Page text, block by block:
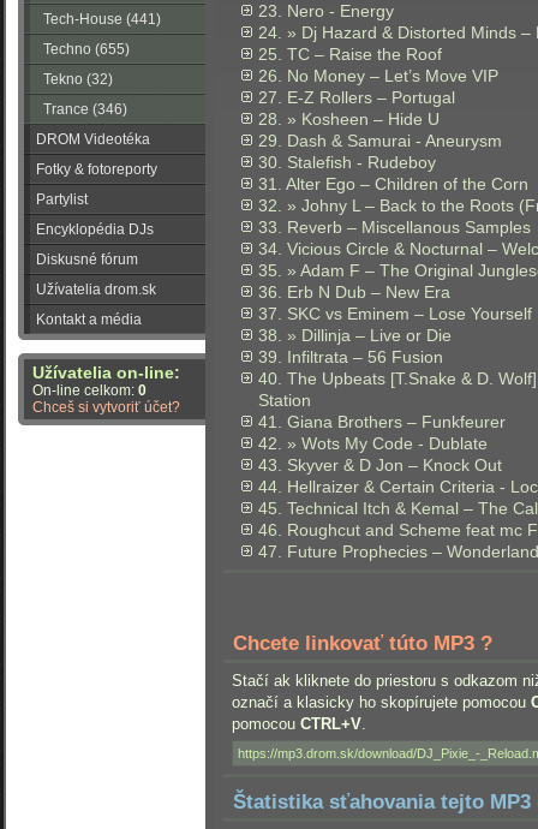
Tech-House (441)
Techno (655)
Tekno (32)
Trance (346)
DROM Videotéka
Fotky & fotoreporty
Partylist
Encyklopédia DJs
Diskusné fórum
Užívatelia drom.sk
Kontakt a média
Užívatelia on-line:
On-line celkom: 0
Chceš si vytvoriť účet?
23. Nero - Energy
24. » Dj Hazard & Distorted Minds –
25. TC – Raise the Roof
26. No Money – Let’s Move VIP
27. E-Z Rollers – Portugal
28. » Kosheen – Hide U
29. Dash & Samurai - Aneurysm
30. Stalefish - Rudeboy
31. Alter Ego – Children of the Corn
32. » Johny L – Back to the Roots
33. Reverb – Miscellanous Samples
34. Vicious Circle & Nocturnal –
35. » Adam F – The Original
36. Erb N Dub – New Era
37. SKC vs Eminem – Lose Yourself
38. » Dillinja – Live or Die
39. Infiltrata – 56 Fusion
40. The Upbeats [T.Snake & D.
Station
41. Giana Brothers – Funkfeurer
42. » Wots My Code - Dublate
43. Skyver & D Jon – Knock Out
44. Hellraizer & Certain Criteria -
45. Technical Itch & Kemal – The
46. Roughcut and Scheme feat mc
47. Future Prophecies –
Chcete linkovať túto MP3 ?
Stačí ak kliknete do priestoru s odkazom
označí a klasicky ho skopírujete pomocou
pomocou CTRL+V.
Štatistika sťahovania tejto MP3